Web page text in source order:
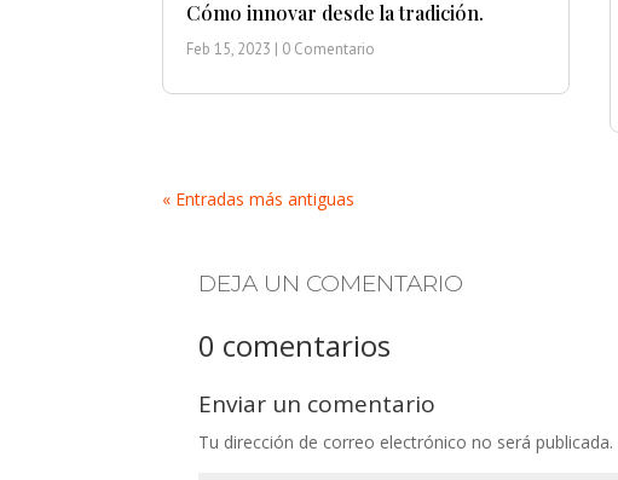
Cómo innovar desde la tradición.
Feb 15, 2023 | 0 Comentario
« Entradas más antiguas
DEJA UN COMENTARIO
0 comentarios
Enviar un comentario
Tu dirección de correo electrónico no será publicada.